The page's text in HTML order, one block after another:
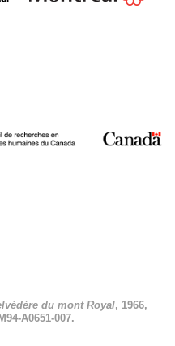
du mont Royal, 1966,
A0651-007.